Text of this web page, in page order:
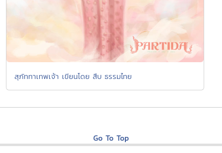
สุภัททาเทพเจ้า เขียนโดย สืบ ธรรมไทย
Go To Top